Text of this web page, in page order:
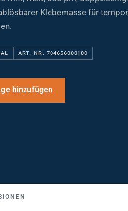
Klebemasse für